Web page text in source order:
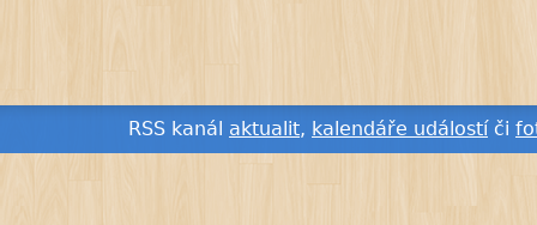
RSS kanál aktualit, kalendáře událostíči